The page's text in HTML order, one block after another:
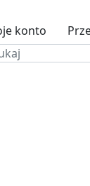
konto